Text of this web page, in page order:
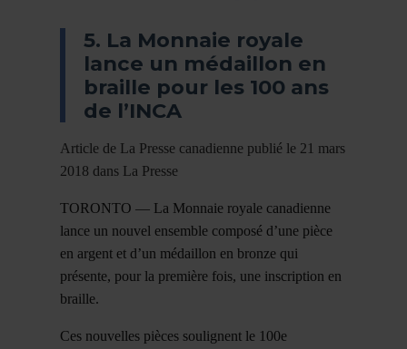
5. La Monnaie royale
lance un médaillon en
braille pour les 100 ans
de l’INCA
Article de La Presse canadienne publié le 21 mars
2018 dans La Presse
TORONTO — La Monnaie royale canadienne
lance un nouvel ensemble composé d’une pièce
en argent et d’un médaillon en bronze qui
présente, pour la première fois, une inscription en
braille.
Ces nouvelles pièces soulignent le 100e